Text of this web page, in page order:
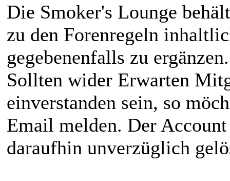
Die Smoker's Lounge
zu den Forenregeln
gegebenenfalls zu ergänzen.
Sollten wider Erwarten
einverstanden sein, so
Email melden. Der
daraufhin unverzüglich